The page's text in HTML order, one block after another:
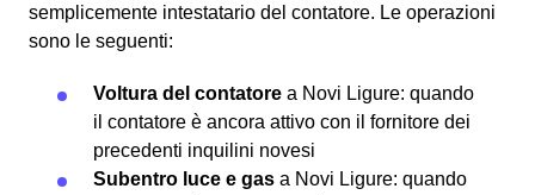
semplicemente intestatario del contatore. Le operazioni
sono le seguenti:
Voltura del contatore a Novi Ligure: quando
il contatore è ancora attivo con il fornitore dei
precedenti inquilini novesi
Subentro luce e gas a Novi Ligure: quando